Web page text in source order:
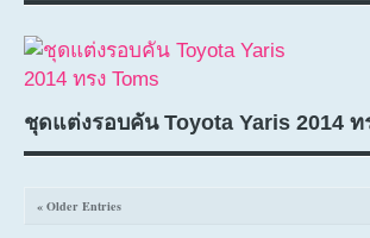
ชุดแต่งรอบคัน Toyota Yaris 2014 ท
« Older Entries